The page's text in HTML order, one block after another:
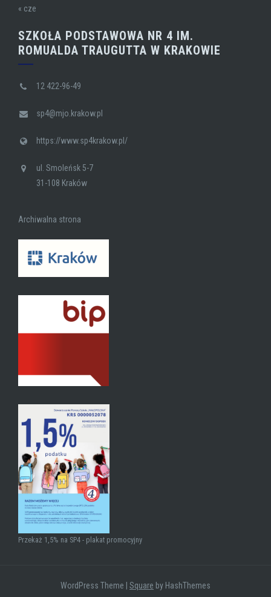
« cze
SZKOŁA PODSTAWOWA NR 4 IM.
ROMUALDA TRAUGUTTA W KRAKOWIE
12 422-96-49
sp4@mjo.krakow.pl
https://www.sp4krakow.pl/
ul. Smoleńsk 5-7
31-108 Kraków
Archiwalna strona
Przekaż 1,5% na SP4 - plakat promocyjny
WordPress Theme Square by HashThemes